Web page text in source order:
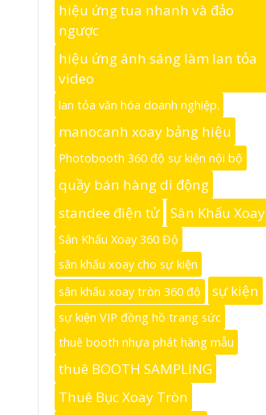
hiệu ứng tua nhanh và đảo
ngược
hiệu ứng ánh sáng làm lan tỏa
video
lan tỏa văn hóa doanh nghiệp.
manocanh xoay bảng hiệu
Photobooth 360 độ sự kiện nội bộ
quầy bán hàng di động
standee điện tử
Sân Khấu Xoay
Sân Khấu Xoay 360 Độ
sân khấu xoay cho sự kiện
sân khấu xoay tròn 360 độ
sự kiện
sự kiện VIP đồng hồ trang sức
thuê booth nhựa phát hàng mẫu
thuê BOOTH SAMPLING
Thuê Bục Xoay Tròn